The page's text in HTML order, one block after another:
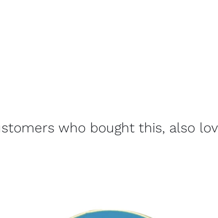
who bought this, also